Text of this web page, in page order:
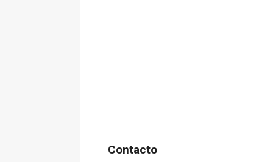
Contacto